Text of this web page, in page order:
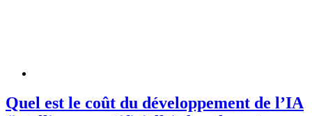
Quel est le coût du développement de l’IA